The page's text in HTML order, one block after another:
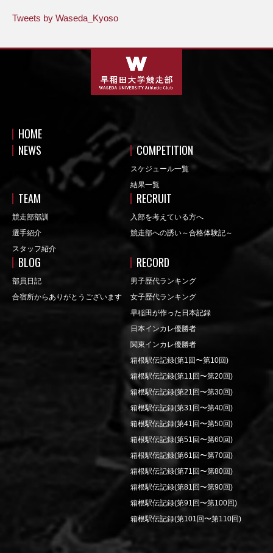
Tweets by Waseda_Kyoso
HOME
NEWS
COMPETITION
スケジュール一覧
結果一覧
TEAM
競走部部訓
選手紹介
スタッフ紹介
RECRUIT
入部を考えている方へ
競走部への誘い～合格体験記～
BLOG
部員日記
合宿所からありがとうございます
RECORD
男子歴代ランキング
女子歴代ランキング
早稲田が作った日本記録
日本インカレ優勝者
関東インカレ優勝者
箱根駅伝記録(第1回〜第10回)
箱根駅伝記録(第11回〜第20回)
箱根駅伝記録(第21回〜第30回)
箱根駅伝記録(第31回〜第40回)
箱根駅伝記録(第41回〜第50回)
箱根駅伝記録(第51回〜第60回)
箱根駅伝記録(第61回〜第70回)
箱根駅伝記録(第71回〜第80回)
箱根駅伝記録(第81回〜第90回)
箱根駅伝記録(第91回〜第100回)
箱根駅伝記録(第101回〜第110回)